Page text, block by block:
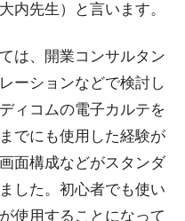
内先生）と言います。
は、開業コンサルタン
ーションなどで検討し
ィコムの電子カルテを
でにも使用した経験が
面構成などがスタンダ
した。初心者でも使い
使用することになって